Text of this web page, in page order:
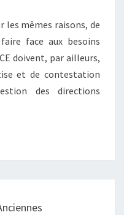
les mêmes raisons, de
face aux besoins
doivent, par ailleurs,
et de contestation
des directions